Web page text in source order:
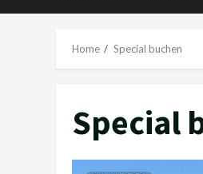
Home Special buchen
Special